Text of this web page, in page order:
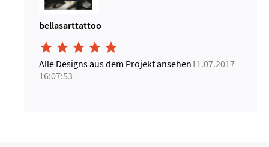
bellasarttattoo
    
Alle Designs aus dem Projekt ansehen11.07.2017
16:07:53